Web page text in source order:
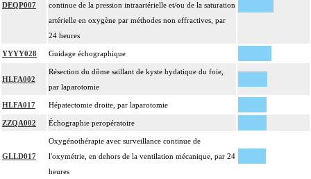
DEQP007
continue de la pression intraartérielle et/ou de la saturation
artérielle en oxygène par méthodes non effractives, par
24 heures
YYYY028 Guidage échographique
HLFA002
Résection du dôme saillant de kyste hydatique du foie,
par laparotomie
HLFA017 Hépatectomie droite, par laparotomie
ZZQA002 Échographie peropératoire
GLLD017
Oxygénothérapie avec surveillance continue de
l'oxymétrie, en dehors de la ventilation mécanique, par 24
heures